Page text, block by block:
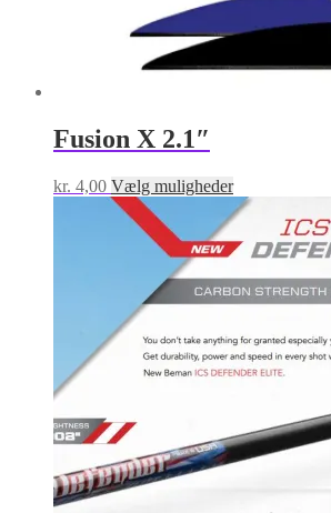
Fusion X 2.1″
kr. 4,00 Vælg mulighederDette
vare
har
flere
varianter.
Mulighederne
kan
på
varesiden